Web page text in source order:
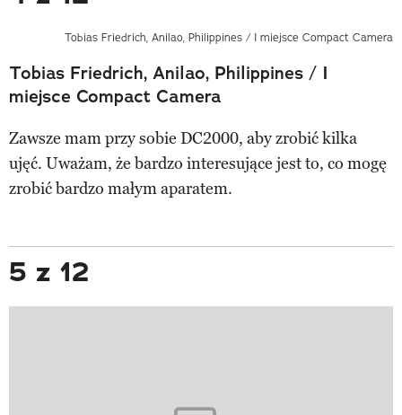
Tobias Friedrich, Anilao, Philippines / I miejsce Compact Camera
Tobias Friedrich, Anilao, Philippines / I
miejsce Compact Camera
Zawsze mam przy sobie DC2000, aby zrobić kilka
ujęć. Uważam, że bardzo interesujące jest to, co mogę
zrobić bardzo małym aparatem.
5 z 12